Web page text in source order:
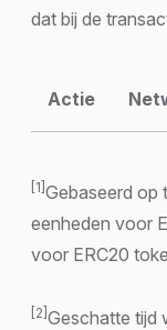
dat bij de
Actie
[1] Gebaseerd op
eenheden voor
voor ERC20
[2]Geschatte tijd